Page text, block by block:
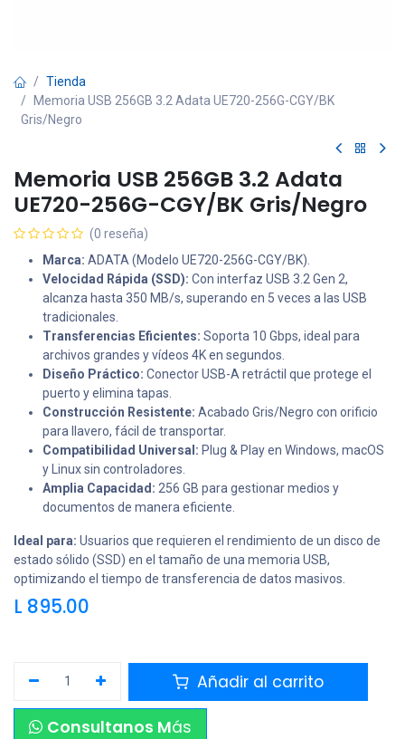
Tienda
Memoria USB 256GB 3.2 Adata UE720-256G-CGY/BK
Gris/Negro
Memoria USB 256GB 3.2 Adata
UE720-256G-CGY/BK Gris/Negro
(0 reseña)
Marca: ADATA (Modelo UE720-256G-CGY/BK).
Velocidad Rápida (SSD): Con interfaz USB 3.2 Gen 2,
alcanza hasta 350 MB/s, superando en 5 veces a las USB
tradicionales.
Transferencias Eficientes: Soporta 10 Gbps, ideal para
archivos grandes y vídeos 4K en segundos.
Diseño Práctico: Conector USB-A retráctil que protege el
puerto y elimina tapas.
Construcción Resistente: Acabado Gris/Negro con orificio
para llavero, fácil de transportar.
Compatibilidad Universal: Plug & Play en Windows, macOS
y Linux sin controladores.
Amplia Capacidad: 256 GB para gestionar medios y
documentos de manera eficiente.
Ideal para: Usuarios que requieren el rendimiento de un disco de
estado sólido (SSD) en el tamaño de una memoria USB,
optimizando el tiempo de transferencia de datos masivos.
L 895.00
Añadir al carrito
Consultanos Más